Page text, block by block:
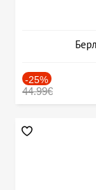
-25%
44.99€